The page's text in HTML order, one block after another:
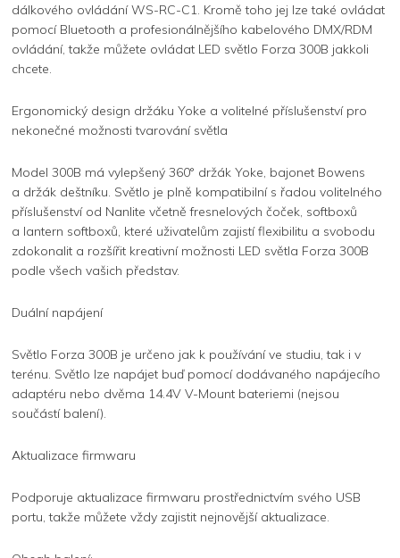
dálkového ovládání WS-RC-C1. Kromě toho jej lze také ovládat
pomocí Bluetooth a profesionálnějšího kabelového DMX/RDM
ovládání, takže můžete ovládat LED světlo Forza 300B jakkoli
chcete.
Ergonomický design držáku Yoke a volitelné příslušenství pro
nekonečné možnosti tvarování světla
Model 300B má vylepšený 360° držák Yoke, bajonet Bowens
a držák deštníku. Světlo je plně kompatibilní s řadou volitelného
příslušenství od Nanlite včetně fresnelových čoček, softboxů
a lantern softboxů, které uživatelům zajistí flexibilitu a svobodu
zdokonalit a rozšířit kreativní možnosti LED světla Forza 300B
podle všech vašich představ.
Duální napájení
Světlo Forza 300B je určeno jak k používání ve studiu, tak i v
terénu. Světlo lze napájet buď pomocí dodávaného napájecího
adaptéru nebo dvěma 14.4V V-Mount bateriemi (nejsou
součástí balení).
Aktualizace firmwaru
Podporuje aktualizace firmwaru prostřednictvím svého USB
portu, takže můžete vždy zajistit nejnovější aktualizace.